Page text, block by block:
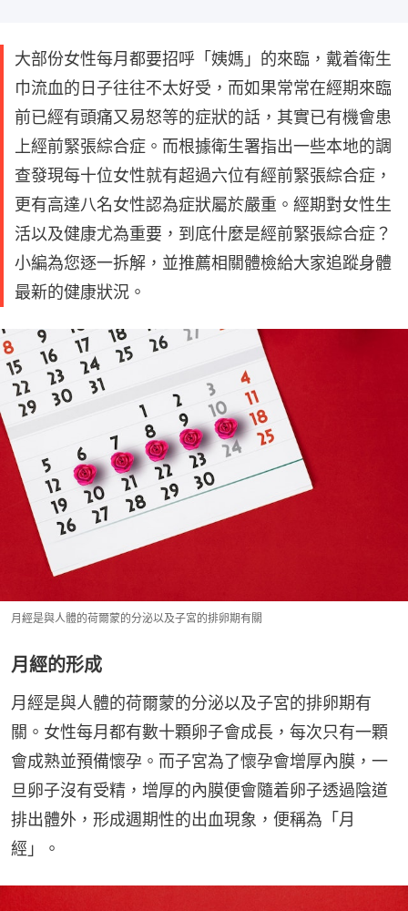
大部份女性每月都要招呼「姨媽」的來臨，戴着衛生
巾流血的日子往往不太好受，而如果常常在經期來臨
前已經有頭痛又易怒等的症狀的話，其實已有機會患
上經前緊張綜合症。而根據衛生署指出一些本地的調
查發現每十位女性就有超過六位有經前緊張綜合症，
更有高達八名女性認為症狀屬於嚴重。經期對女性生
活以及健康尤為重要，到底什麼是經前緊張綜合症？
小編為您逐一拆解，並推薦相關體檢給大家追蹤身體
最新的健康狀況。
月經是與人體的荷爾蒙的分泌以及子宮的排卵期有關
月經的形成
月經是與人體的荷爾蒙的分泌以及子宮的排卵期有
關。女性每月都有數十顆卵子會成長，每次只有一顆
會成熟並預備懷孕。而子宮為了懷孕會增厚內膜，一
旦卵子沒有受精，增厚的內膜便會隨着卵子透過陰道
排出體外，形成週期性的出血現象，便稱為「月
經」。